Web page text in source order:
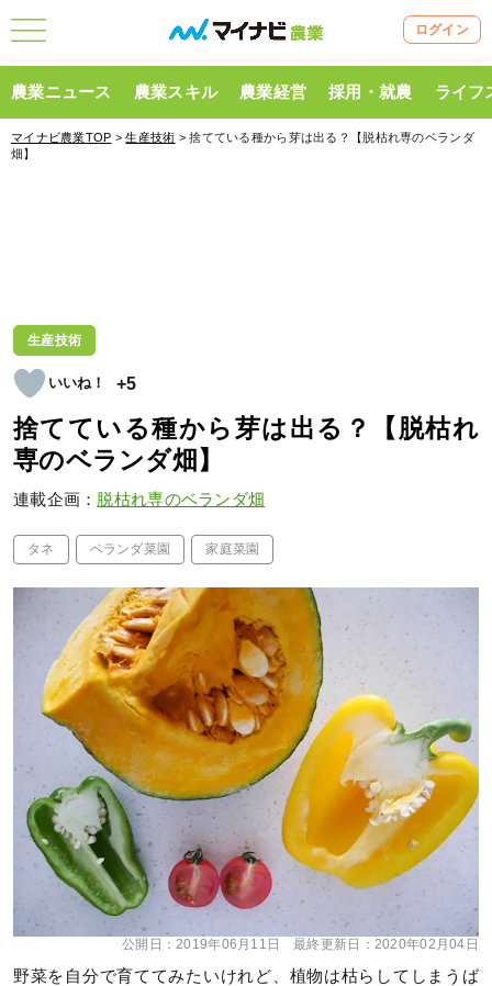
ログイン
農業ニュース 農業スキル 農業経営 採用・就農 ライフ
マイナビ農業TOP >生産技術 > 捨てている種から芽は出る？【脱枯れ専のベランダ
畑】
生産技術
+5
捨てている種から芽は出る？【脱枯れ
専のベランダ畑】
連載企画： 脱枯れ専のベランダ畑
タネ ベランダ菜園 家庭菜園
公開日：2019年06月11日 最終更新日： 2020年02月04日
野菜を自分で育ててみたいけれど、植物は枯らしてしまうば